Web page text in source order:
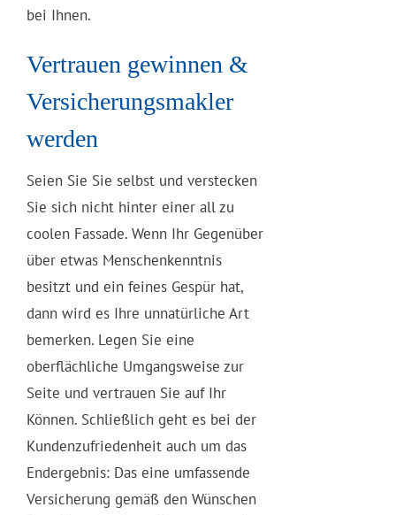
bei Ihnen.
Vertrauen gewinnen &
Versicherungsmakler
werden
Seien Sie Sie selbst und verstecken
Sie sich nicht hinter einer all zu
coolen Fassade. Wenn Ihr Gegenüber
über etwas Menschenkenntnis
besitzt und ein feines Gespür hat,
dann wird es Ihre unnatürliche Art
bemerken. Legen Sie eine
oberflächliche Umgangsweise zur
Seite und vertrauen Sie auf Ihr
Können. Schließlich geht es bei der
Kundenzufriedenheit auch um das
Endergebnis: Das eine umfassende
Versicherung gemäß den Wünschen